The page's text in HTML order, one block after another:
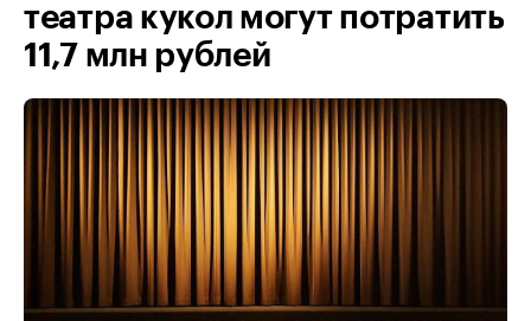
театра кукол могут потратить
11,7 млн рублей